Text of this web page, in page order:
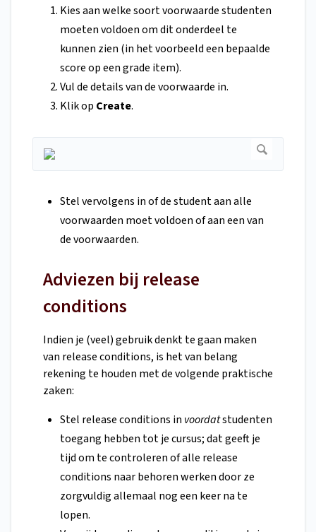
Kies aan welke soort voorwaarde studenten
moeten voldoen om dit onderdeel te
kunnen zien (in het voorbeeld een bepaalde
score op een grade item).
Vul de details van de voorwaarde in.
Klik op Create.
Stel vervolgens in of de student aan alle
voorwaarden moet voldoen of aan een van
de voorwaarden.
Adviezen bij release
conditions
Indien je (veel) gebruik denkt te gaan maken
van release conditions, is het van belang
rekening te houden met de volgende praktische
zaken:
Stel release conditions in voordatstudenten
toegang hebben tot je cursus; dat geeft je
tijd om te controleren of alle release
conditions naar behoren werken door ze
zorgvuldig allemaal nog een keer na te
lopen.